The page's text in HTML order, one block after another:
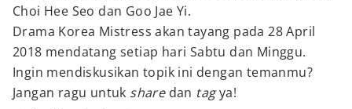
Choi Hee Seo dan Goo Jae Yi.
Drama Korea Mistress akan tayang pada 28 April
2018 mendatang setiap hari Sabtu dan Minggu.
Ingin mendiskusikan topik ini dengan temanmu?
Jangan ragu untuk sharedan tagya!